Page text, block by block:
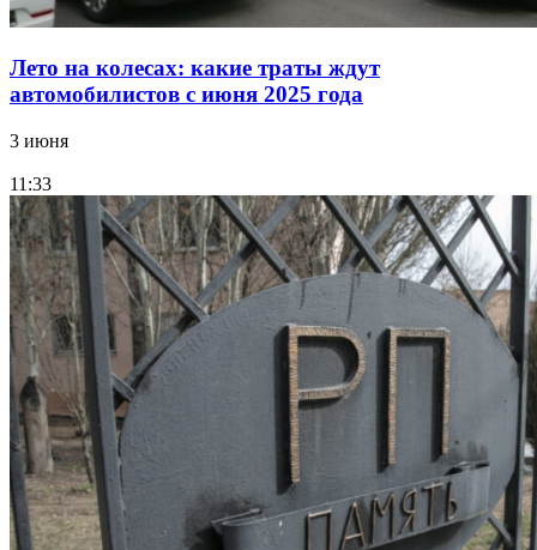
Лето на колесах: какие траты ждут
автомобилистов с июня 2025 года
3 июня
11:33